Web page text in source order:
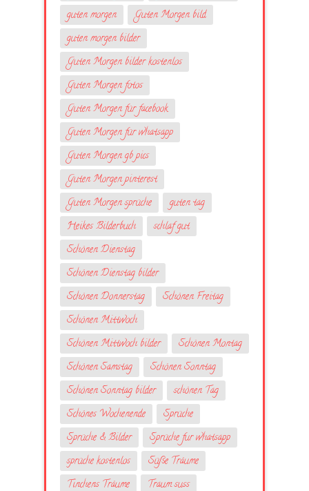
guten morgen
Guten Morgen bild
guten morgen bilder
Guten Morgen bilder kostenlos
Guten Morgen fotos
Guten Morgen für facebook
Guten Morgen für whatsapp
Guten Morgen gb pics
Guten Morgen pinterest
Guten Morgen sprüche
guten tag
Heikes Bilderbuch
schlaf gut
Schönen Dienstag
Schönen Dienstag bilder
Schönen Donnerstag
Schönen Freitag
Schönen Mittwoch
Schönen Mittwoch bilder
Schönen Montag
Schönen Samstag
Schönen Sonntag
Schönen Sonntag bilder
schönen Tag
Schönes Wochenende
Sprüche
Sprüche & Bilder
Sprüche fur whatsapp
sprüche kostenlos
Süße Träume
Tinchens Träume
Traum suss